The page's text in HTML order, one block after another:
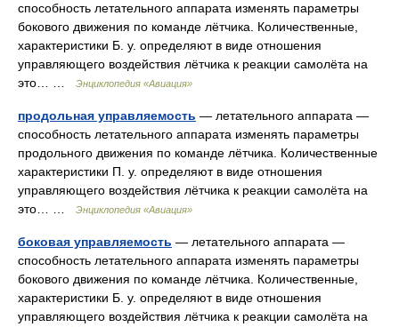
способность летательного аппарата изменять параметры
бокового движения по команде лётчика. Количественные,
характеристики Б. у. определяют в виде отношения
управляющего воздействия лётчика к реакции самолёта на
это… …
Энциклопедия «Авиация»
продольная управляемость — летательного аппарата —
способность летательного аппарата изменять параметры
продольного движения по команде лётчика. Количественные
характеристики П. у. определяют в виде отношения
управляющего воздействия лётчика к реакции самолёта на
это… …
Энциклопедия «Авиация»
боковая управляемость — летательного аппарата —
способность летательного аппарата изменять параметры
бокового движения по команде лётчика. Количественные,
характеристики Б. у. определяют в виде отношения
управляющего воздействия лётчика к реакции самолёта на